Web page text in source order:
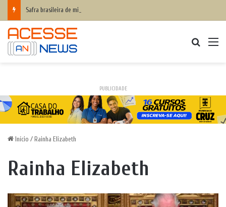
Safra brasileira de milho pode superar 140 milhões de toneladas
PUBLICIDADE
Início / Rainha Elizabeth
Rainha Elizabeth